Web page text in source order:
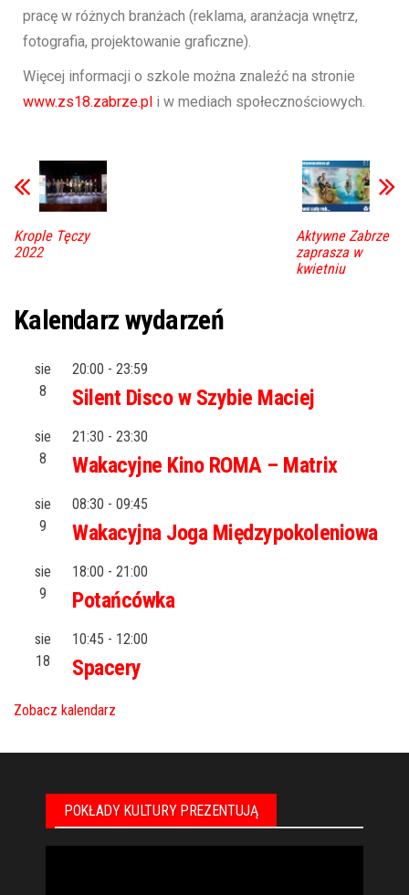
pracę w różnych branżach (reklama, aranżacja wnętrz,
fotografia, projektowanie graficzne).
Więcej informacji o szkole można znaleźć na stronie
www.zs18.zabrze.pl i w mediach społecznościowych.
Krople Tęczy
2022
Aktywne Zabrze
zaprasza w
kwietniu
Kalendarz wydarzeń
sie
8
20:00 - 23:59
Silent Disco w Szybie Maciej
sie
8
21:30 - 23:30
Wakacyjne Kino ROMA – Matrix
sie
9
08:30 - 09:45
Wakacyjna Joga Międzypokoleniowa
sie
9
18:00 - 21:00
Potańcówka
sie
18
10:45 - 12:00
Spacery
Zobacz kalendarz
POKŁADY KULTURY PREZENTUJĄ